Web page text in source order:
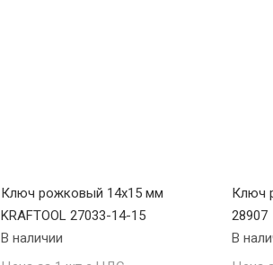
Ключ рожковый 14х15 мм
KRAFTOOL 27033-14-15
В наличии
Ключ
28907
В